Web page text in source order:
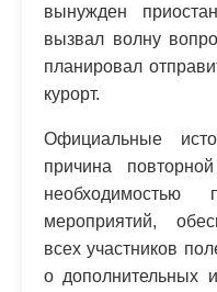
вынужден
вызвал волну
планировал
курорт.
Официальные
причина
необходимостью
мероприятий,
всех участников
о дополнительных